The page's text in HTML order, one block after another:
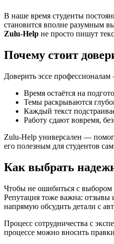
В наше время студенты постоянно балансируют между учёбой, практикой и личной жизнью. Когда голова идёт кругом от дедлайнов и нагрузки, заказывать написание эссе у профессионалов
становится вполне разумным
Zulu-Help не просто пишут
Почему стоит
Доверить эссе
Время остаётся на
Темы раскрываются
Каждый текст
Работу сдают вовремя,
Zulu-Help универсален —
его полезным для студентов
Как выбрать
Чтобы не ошибиться с выбором
Репутация тоже важна: отзывы
напрямую обсудить детали с
Процесс сотрудничества с
процессе можно вносить